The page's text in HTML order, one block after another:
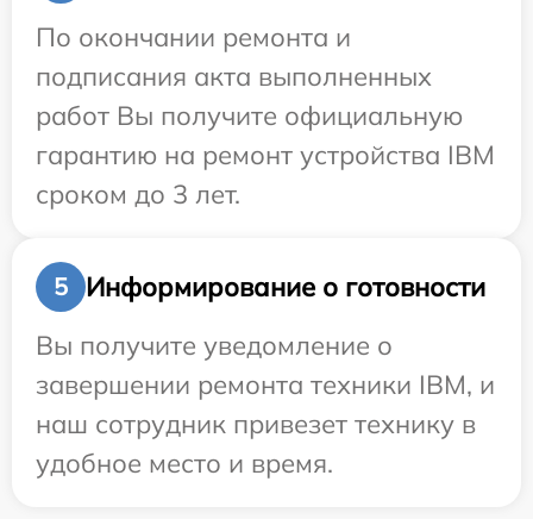
По окончании ремонта и
подписания акта выполненных
работ Вы получите официальную
гарантию на ремонт устройства IBM
сроком до 3 лет.
5
Информирование о готовности
Вы получите уведомление о
завершении ремонта техники IBM, и
наш сотрудник привезет технику в
удобное место и время.